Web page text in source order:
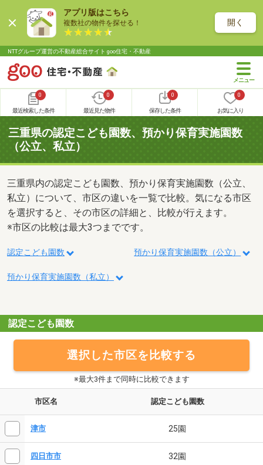
アプリ版はこちら
複数社の物件を探せる！ 開く
NTTグループ運営の不動産総合サイト goo住宅・不動産
0
最近検索した条件
0
最近見た物件
0
保存した条件
0
お気に入り
三重県の認定こども園数、預かり保育実施園数
（公立、私立）
三重県内の認定こども園数、預かり保育実施園数（公立、
私立）について、市区の違いを一覧で比較。気になる市区
を選択すると、その市区の詳細と、比較が行えます。
※市区の比較は最大3つまでです。
認定こども園数 預かり保育実施園数（公立）
預かり保育実施園数（私立）
認定こども園数
選択した市区を比較する
※最大3件まで同時に比較できます
市区名 認定こども園数
津市 25園
四日市市 32園